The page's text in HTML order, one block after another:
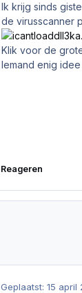
Ik krijg sinds
de virusscanner
Klik voor de
Iemand enig
Reageren
Geplaatst: 15 april